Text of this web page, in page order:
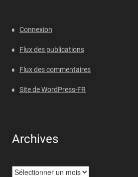
Connexion
Flux des publications
Flux des commentaires
Site de WordPress-FR
Archives
Archives